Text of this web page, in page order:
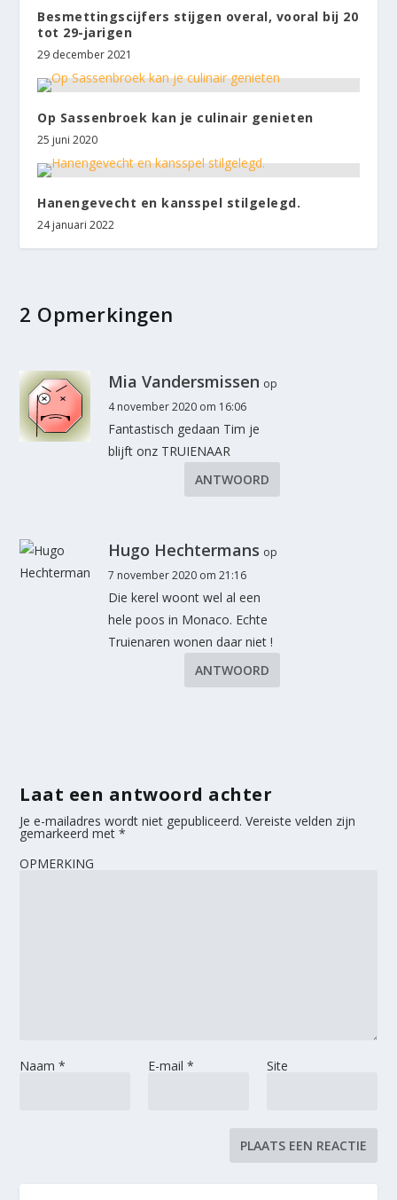
Besmettingscijfers stijgen overal, vooral bij 20
tot 29-jarigen
29 december 2021
Op Sassenbroek kan je culinair genieten
25 juni 2020
Hanengevecht en kansspel stilgelegd.
24 januari 2022
2 Opmerkingen
Mia Vandersmissen op
4 november 2020 om 16:06
Fantastisch gedaan Tim je
blijft onz TRUIENAAR
ANTWOORD
Hugo Hechtermans op
7 november 2020 om 21:16
Die kerel woont wel al een
hele poos in Monaco. Echte
Truienaren wonen daar niet !
ANTWOORD
Laat een antwoord achter
Je e-mailadres wordt niet gepubliceerd. Vereiste velden zijn
gemarkeerd met*
OPMERKING
Naam* E-mail * Site